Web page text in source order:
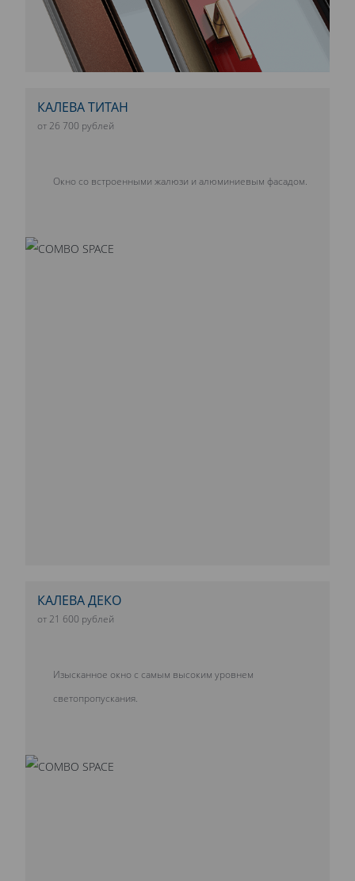
КАЛЕВА ТИТАН
от 26 700 рублей
Окно со встроенными жалюзи и алюминиевым фасадом.
КАЛЕВА ДЕКО
от 21 600 рублей
Изысканное окно с самым высоким уровнем
светопропускания.